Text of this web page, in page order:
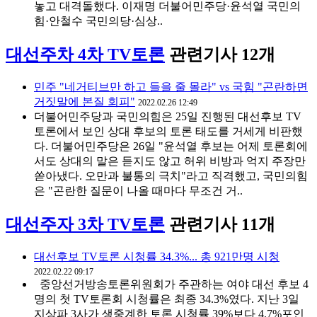
놓고 대격돌했다. 이재명 더불어민주당·윤석열 국민의
힘·안철수 국민의당·심상..
대선주차 4차 TV토론 관련기사 12개
민주 "네거티브만 하고 들을 줄 몰라" vs 국힘 "곤란하면
거짓말에 본질 회피" 2022.02.26 12:49
더불어민주당과 국민의힘은 25일 진행된 대선후보 TV
토론에서 보인 상대 후보의 토론 태도를 거세게 비판했
다. 더불어민주당은 26일 "윤석열 후보는 어제 토론회에
서도 상대의 말은 듣지도 않고 허위 비방과 억지 주장만
쏟아냈다. 오만과 불통의 극치"라고 직격했고, 국민의힘
은 "곤란한 질문이 나올 때마다 무조건 거..
대선주자 3차 TV토론 관련기사 11개
대선후보 TV토론 시청률 34.3%... 총 921만명 시청
2022.02.22 09:17
중앙선거방송토론위원회가 주관하는 여야 대선 후보 4
명의 첫 TV토론회 시청률은 최종 34.3%였다. 지난 3일
지상파 3사가 생중계한 토론 시청률 39%보다 4.7%포인